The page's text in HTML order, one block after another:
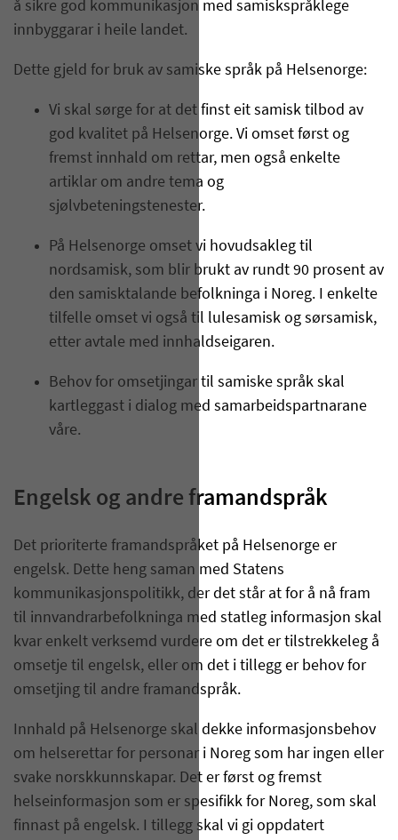
å sikre god kommunikasjon med samiskspråklege
innbyggarar i heile landet.
Dette gjeld for bruk av samiske språk på Helsenorge:
Vi skal sørge for at det finst eit samisk tilbod av
god kvalitet på Helsenorge. Vi omset først og
fremst innhald om rettar, men også enkelte
artiklar om andre tema og
sjølvbeteningstenester.
På Helsenorge omset vi hovudsakleg til
nordsamisk, som blir brukt av rundt 90 prosent av
den samisktalande befolkninga i Noreg. I enkelte
tilfelle omset vi også til lulesamisk og sørsamisk,
etter avtale med innhaldseigaren.
Behov for omsetjingar til samiske språk skal
kartleggast i dialog med samarbeidspartnarane
våre.
Engelsk og andre framandspråk
Det prioriterte framandspråket på Helsenorge er
engelsk. Dette heng saman med Statens
kommunikasjonspolitikk, der det står at for å nå fram
til innvandrarbefolkninga med statleg informasjon skal
kvar enkelt verksemd vurdere om det er tilstrekkeleg å
omsetje til engelsk, eller om det i tillegg er behov for
omsetjing til andre framandspråk.
Innhald på Helsenorge skal dekke informasjonsbehov
om helserettar for personar i Noreg som har ingen eller
svake norskkunnskapar. Det er først og fremst
helseinformasjon som er spesifikk for Noreg, som skal
finnast på engelsk. I tillegg skal vi gi oppdatert